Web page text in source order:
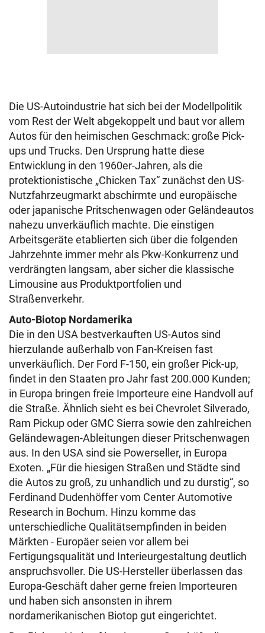
Die US-Autoindustrie hat sich bei der Modellpolitik
vom Rest der Welt abgekoppelt und baut vor allem
Autos für den heimischen Geschmack: große Pick-
ups und Trucks. Den Ursprung hatte diese
Entwicklung in den 1960er-Jahren, als die
protektionistische „Chicken Tax“ zunächst den US-
Nutzfahrzeugmarkt abschirmte und europäische
oder japanische Pritschenwagen oder Geländeautos
nahezu unverkäuflich machte. Die einstigen
Arbeitsgeräte etablierten sich über die folgenden
Jahrzehnte immer mehr als Pkw-Konkurrenz und
verdrängten langsam, aber sicher die klassische
Limousine aus Produktportfolien und
Straßenverkehr.
Auto-Biotop Nordamerika
Die in den USA bestverkauften US-Autos sind
hierzulande außerhalb von Fan-Kreisen fast
unverkäuflich. Der Ford F-150, ein großer Pick-up,
findet in den Staaten pro Jahr fast 200.000 Kunden;
in Europa bringen freie Importeure eine Handvoll auf
die Straße. Ähnlich sieht es bei Chevrolet Silverado,
Ram Pickup oder GMC Sierra sowie den zahlreichen
Geländewagen-Ableitungen dieser Pritschenwagen
aus. In den USA sind sie Powerseller, in Europa
Exoten. „Für die hiesigen Straßen und Städte sind
die Autos zu groß, zu unhandlich und zu durstig“, so
Ferdinand Dudenhöffer vom Center Automotive
Research in Bochum. Hinzu komme das
unterschiedliche Qualitätsempfinden in beiden
Märkten - Europäer seien vor allem bei
Fertigungsqualität und Interieurgestaltung deutlich
anspruchsvoller. Die US-Hersteller überlassen das
Europa-Geschäft daher gerne freien Importeuren
und haben sich ansonsten in ihrem
nordamerikanischen Biotop gut eingerichtet.